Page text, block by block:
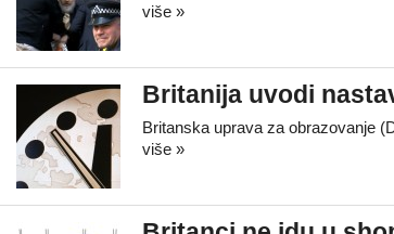
više »
Britanija uvodi
Britanska uprava za obrazovanje
više »